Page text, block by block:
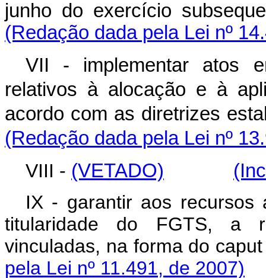
junho do exercício
(Redação dada pela Lei nº
VII - implementar atos
relativos à alocação e à
acordo com as diretrizes
(Redação dada pela Lei nº
VIII - (VETADO)
IX - garantir aos recursos
titularidade do FGTS, a
vinculadas, na forma do caput
pela Lei nº 11.491, de 2007)